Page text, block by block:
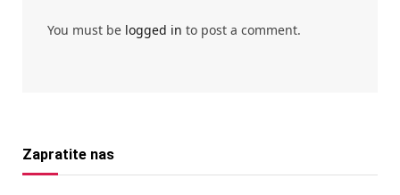
You must be logged in to post a comment.
Zapratite nas